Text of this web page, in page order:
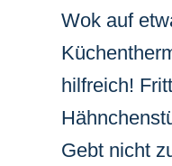
Wok auf
hilfreich!
Gebt nicht